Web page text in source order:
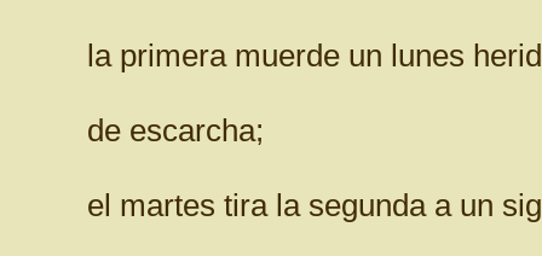
la primera muerde un lunes
de escarcha;
el martes tira la segunda a un